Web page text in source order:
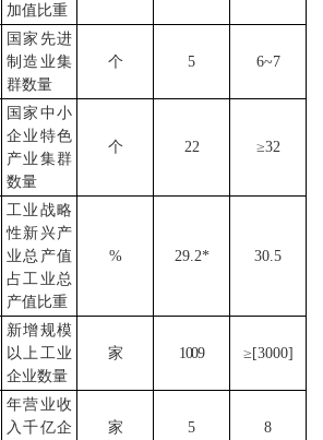
加值比重
国家先进
制造业集
群数量
个 5 6~7
国家中小
企业特色
产业集群
数量
个 22 ≥32
工业战略
性新兴产
业总产值
占工业总
产值比重
% 29.2* 30.5
新增规模
以上工业
企业数量
家 1009 ≥[3000]
年营业收
入千亿企
家 5 8